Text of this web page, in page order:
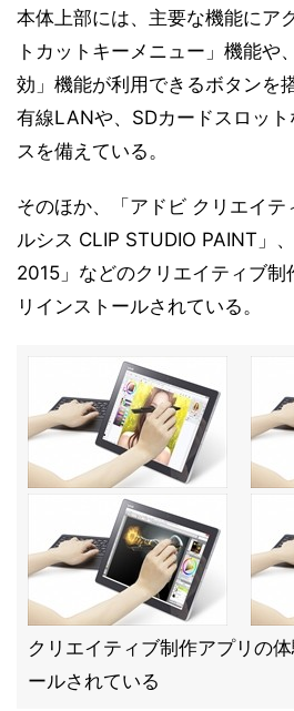
本体上部には、主要な機能にア
トカットキーメニュー」機能や
効」機能が利用できるボタンを
有線LANや、SDカードスロッ
スを備えている。
そのほか、「アドビ クリエイ
ルシス CLIP STUDIO PAINT」
2015」などのクリエイティブ
リインストールされている。
クリエイティブ制作アプリの
ールされている